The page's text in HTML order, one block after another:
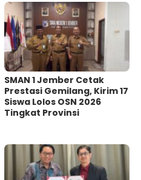
SMAN 1 Jember Cetak
Prestasi Gemilang, Kirim 17
Siswa Lolos OSN 2026
Tingkat Provinsi